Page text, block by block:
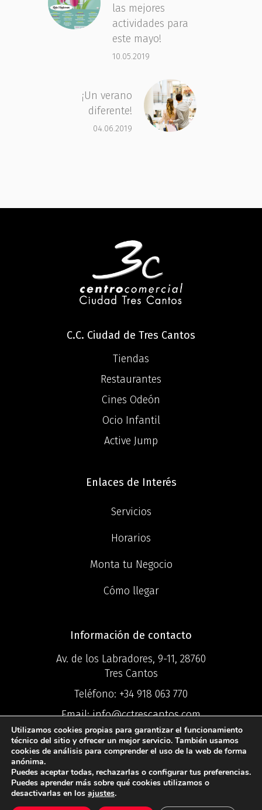
las mejores
actividades para
este mayo!
10.05.2019
¡Un verano
diferente!
04.06.2019
C.C. Ciudad de Tres Cantos
Tiendas
Restaurantes
Cines Odeón
Ocio Infantil
Active Jump
Enlaces de Interés
Servicios
Horarios
Monta tu Negocio
Cómo llegar
Información de contacto
Av. de los Labradores, 9-11, 28760
Tres Cantos
Teléfono: +34 918 063 770
Email:info@cctrescantos.com
©2025 Centro
Comercial Ciudad Tres Cantos ®
Utilizamos cookies propias para garantizar el funcionamiento
técnico del sitio y ofrecer un mejor servicio. También usamos
cookies de análisis para comprender el uso de la web de forma
anónima.
Puedes aceptar todas, rechazarlas o configurar tus preferencias.
Puedes aprender más sobre qué cookies utilizamos o
desactivarlas en los ajustes.